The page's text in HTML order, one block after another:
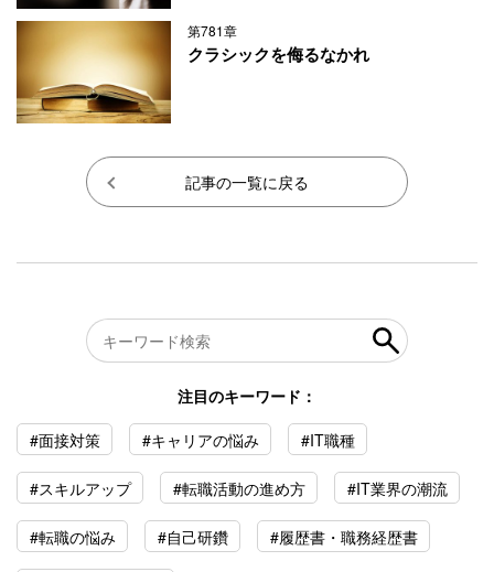
第781章
クラシックを侮るなかれ
記事の一覧に戻る
注目のキーワード：
#面接対策
#キャリアの悩み #IT職種
#スキルアップ #転職活動の進め方 #IT業界の潮流
#転職の悩み #自己研鑽 #履歴書・職務経歴書